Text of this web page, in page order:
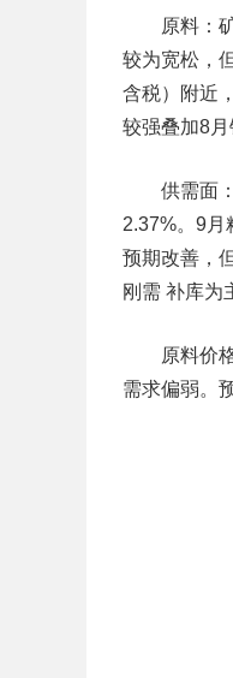
原料：矿
较为宽松，
含税）附近
较强叠加8月
供需面：8
2.37%。9月
预期改善，
刚需 补库为
原料价格
需求偏弱。